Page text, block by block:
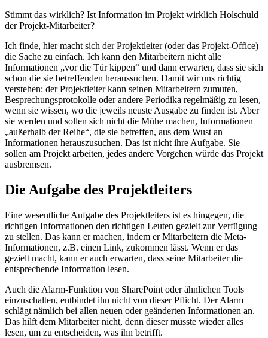
Stimmt das wirklich? Ist Information im Projekt wirklich Holschuld
der Projekt-Mitarbeiter?
Ich finde, hier macht sich der Projektleiter (oder das Projekt-Office)
die Sache zu einfach. Ich kann den Mitarbeitern nicht alle
Informationen „vor die Tür kippen“ und dann erwarten, dass sie sich
schon die sie betreffenden heraussuchen. Damit wir uns richtig
verstehen: der Projektleiter kann seinen Mitarbeitern zumuten,
Besprechungsprotokolle oder andere Periodika regelmäßig zu lesen,
wenn sie wissen, wo die jeweils neuste Ausgabe zu finden ist. Aber
sie werden und sollen sich nicht die Mühe machen, Informationen
„außerhalb der Reihe“, die sie betreffen, aus dem Wust an
Informationen herauszusuchen. Das ist nicht ihre Aufgabe. Sie
sollen am Projekt arbeiten, jedes andere Vorgehen würde das Projekt
ausbremsen.
Die Aufgabe des Projektleiters
Eine wesentliche Aufgabe des Projektleiters ist es hingegen, die
richtigen Informationen den richtigen Leuten gezielt zur Verfügung
zu stellen. Das kann er machen, indem er Mitarbeitern die Meta-
Informationen, z.B. einen Link, zukommen lässt. Wenn er das
gezielt macht, kann er auch erwarten, dass seine Mitarbeiter die
entsprechende Information lesen.
Auch die Alarm-Funktion von SharePoint oder ähnlichen Tools
einzuschalten, entbindet ihn nicht von dieser Pflicht. Der Alarm
schlägt nämlich bei allen neuen oder geänderten Informationen an.
Das hilft dem Mitarbeiter nicht, denn dieser müsste wieder alles
lesen, um zu entscheiden, was ihn betrifft.